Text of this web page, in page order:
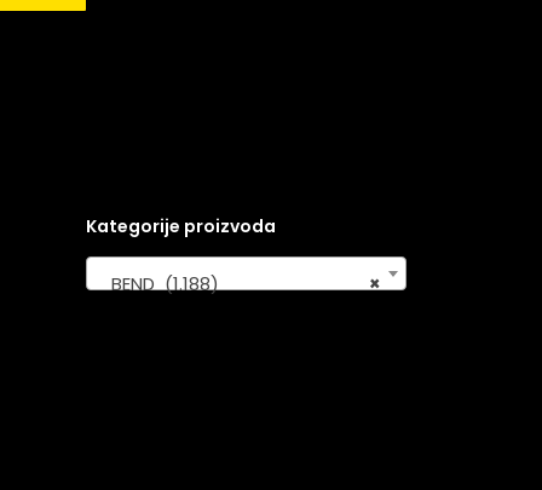
Kategorije proizvoda
×
BEND (1.188)